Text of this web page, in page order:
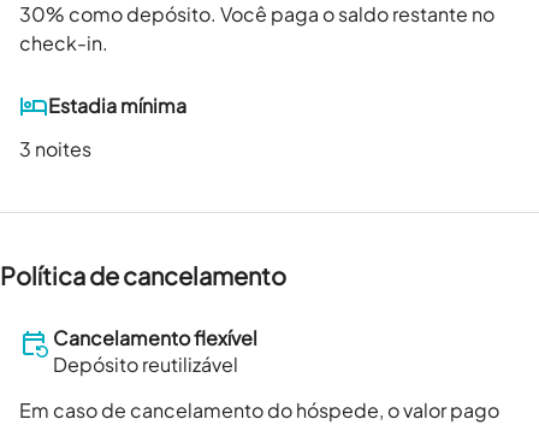
30% como depósito. Você paga o saldo restante no
check-in.
Estadia mínima
3 noites
Política de cancelamento
Cancelamento flexível
Depósito reutilizável
Em caso de cancelamento do hóspede, o valor pago